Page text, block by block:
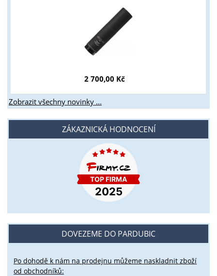
2 700,00 Kč
Zobrazit všechny novinky ...
ZÁKAZNICKÁ HODNOCENÍ
DOVEZEME DO PARDUBIC
Po dohodě k nám na prodejnu můžeme naskladnit zboží
od obchodníků: